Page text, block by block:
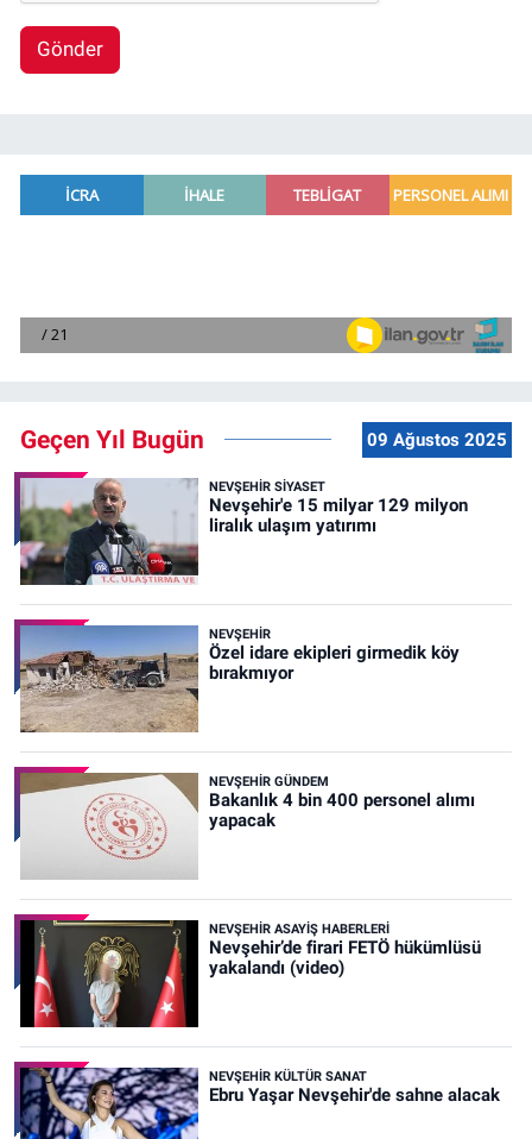
Gönder
Geçen Yıl Bugün 09 Ağustos 2025
NEVŞEHIR SIYASET
Nevşehir'e 15 milyar 129 milyon
liralık ulaşım yatırımı
NEVŞEHIR
Özel idare ekipleri girmedik köy
bırakmıyor
NEVŞEHIR GÜNDEM
Bakanlık 4 bin 400 personel alımı
yapacak
NEVŞEHIR ASAYIŞ HABERLERI
Nevşehir’de firari FETÖ hükümlüsü
yakalandı (video)
NEVŞEHIR KÜLTÜR SANAT
Ebru Yaşar Nevşehir'de sahne alacak